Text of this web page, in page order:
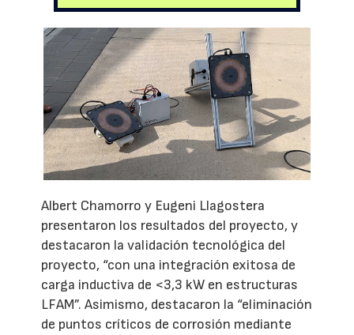
Albert Chamorro y Eugeni Llagostera
presentaron los resultados del proyecto, y
destacaron la validación tecnológica del
proyecto, “con una integración exitosa de
carga inductiva de <3,3 kW en estructuras
LFAM”. Asimismo, destacaron la “eliminación
de puntos críticos de corrosión mediante